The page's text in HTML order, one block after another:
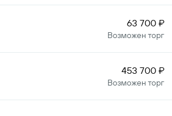
63 700 ₽
Возможен торг
453 700 ₽
Возможен торг